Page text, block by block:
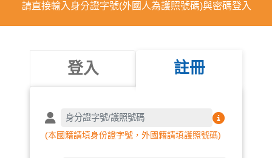
請直接輸入身分證字號(外國人為護照號碼)與密碼登入
登入 註冊
(本國籍請填身份證字號，外國籍請填護照號碼)